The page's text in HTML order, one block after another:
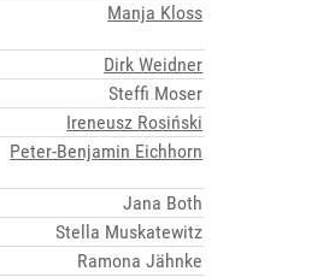
Manja Kloss
Dirk Weidner
Steffi Moser
Ireneusz Rosiński
Peter-Benjamin Eichhorn
Jana Both
Stella Muskatewitz
Ramona Jähnke